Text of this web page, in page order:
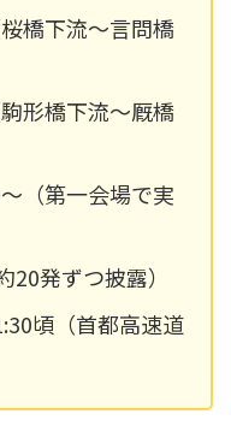
橋下流～言問橋
形橋下流～厩橋
（第一会場で実
発ずつ披露）
頃（首都高速道